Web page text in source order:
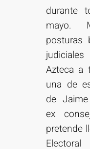
durante
mayo.
posturas
Azteca a
una de
de
ex
pretende